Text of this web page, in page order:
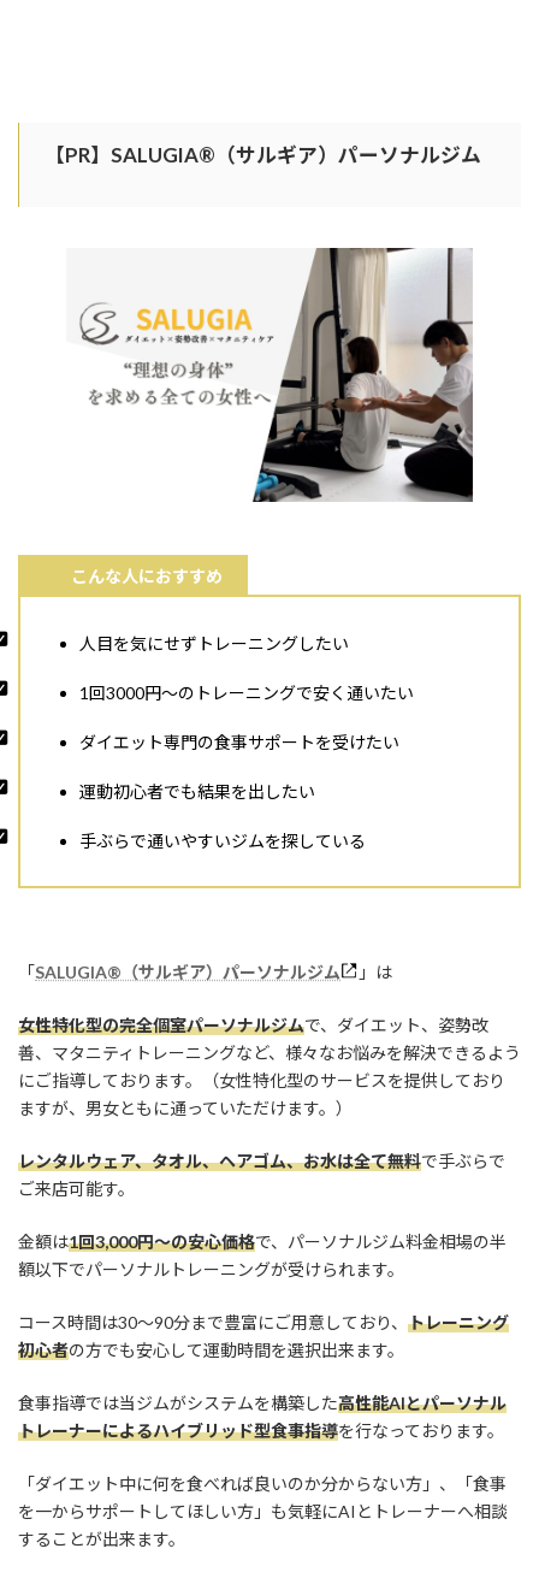
【PR】SALUGIA®︎（サルギア）パーソナルジム
こんな人におすすめ
人目を気にせずトレーニングしたい
1回3000円〜のトレーニングで安く通いたい
ダイエット専門の食事サポートを受けたい
運動初心者でも結果を出したい
手ぶらで通いやすいジムを探している
「SALUGIA®︎（サルギア）パーソナルジム 」は
女性特化型の完全個室パーソナルジムで、ダイエット、姿勢改
善、マタニティトレーニングなど、様々なお悩みを解決できるよう
にご指導しております。（女性特化型のサービスを提供しており
ますが、男女ともに通っていただけます。）
レンタルウェア、タオル、ヘアゴム、お水は全て無料で手ぶらで
ご来店可能す。
金額は1回3,000円〜の安心価格で、パーソナルジム料金相場の半
額以下でパーソナルトレーニングが受けられます。
コース時間は30〜90分まで豊富にご用意しており、 トレーニング
初心者の方でも安心して運動時間を選択出来ます。
食事指導では当ジムがシステムを構築した高性能AIとパーソナル
トレーナーによるハイブリッド型食事指導を行なっております。
「ダイエット中に何を食べれば良いのか分からない方」、「食事
を一からサポートしてほしい方」も気軽にAIとトレーナーへ相談
することが出来ます。